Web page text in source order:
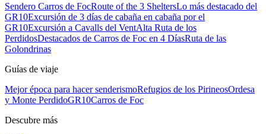
Sendero Carros de FocRoute of the 3 SheltersLo más destacado del
GR10Excursión de 3 días de cabaña en cabaña por el
GR10Excursión a Cavalls del VentAlta Ruta de los
PerdidosDestacados de Carros de Foc en 4 DíasRuta de las
Golondrinas
Guías de viaje
Mejor época para hacer senderismoRefugios de los PirineosOrdesa
y Monte PerdidoGR10Carros de Foc
Descubre más